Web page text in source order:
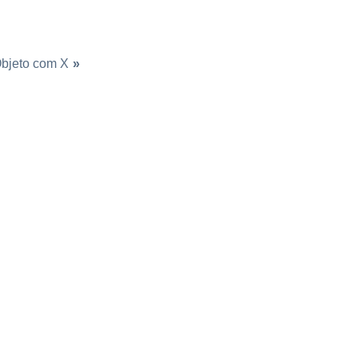
com X »